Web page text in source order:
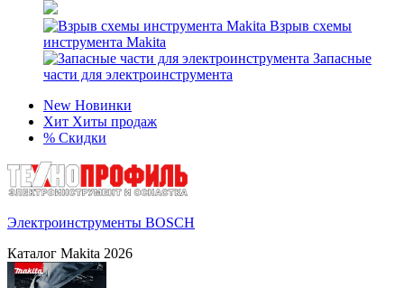
Взрыв схемы
инструмента Makita
Запасные
части для электроинструмента
New Новинки
Хит Хиты продаж
% Скидки
Электроинструменты BOSCH
Каталог Makita 2026